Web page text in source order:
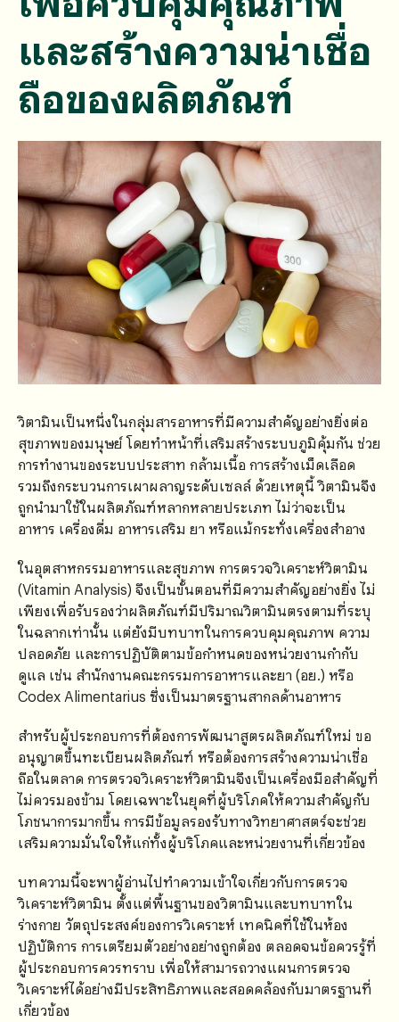
และสร้างความน่าเชื่อ
ถือของผลิตภัณฑ์
วิตามินเป็นหนึ่งในกลุ่มสารอาหารที่มีความสำคัญอย่างยิ่งต่อ
สุขภาพของมนุษย์ โดยทำหน้าที่เสริมสร้างระบบภูมิคุ้มกัน ช่วย
การทำงานของระบบประสาท กล้ามเนื้อ การสร้างเม็ดเลือด
รวมถึงกระบวนการเผาผลาญระดับเซลล์ ด้วยเหตุนี้ วิตามินจึง
ถูกนำมาใช้ในผลิตภัณฑ์หลากหลายประเภท ไม่ว่าจะเป็น
อาหาร เครื่องดื่ม อาหารเสริม ยา หรือแม้กระทั่งเครื่องสำอาง
ในอุตสาหกรรมอาหารและสุขภาพ การตรวจวิเคราะห์วิตามิน
(Vitamin Analysis) จึงเป็นขั้นตอนที่มีความสำคัญอย่างยิ่ง ไม่
เพียงเพื่อรับรองว่าผลิตภัณฑ์มีปริมาณวิตามินตรงตามที่ระบุ
ในฉลากเท่านั้น แต่ยังมีบทบาทในการควบคุมคุณภาพ ความ
ปลอดภัย และการปฏิบัติตามข้อกำหนดของหน่วยงานกำกับ
ดูแล เช่น สำนักงานคณะกรรมการอาหารและยา (อย.) หรือ
Codex Alimentarius ซึ่งเป็นมาตรฐานสากลด้านอาหาร
สำหรับผู้ประกอบการที่ต้องการพัฒนาสูตรผลิตภัณฑ์ใหม่ ขอ
อนุญาตขึ้นทะเบียนผลิตภัณฑ์ หรือต้องการสร้างความน่าเชื่อ
ถือในตลาด การตรวจวิเคราะห์วิตามินจึงเป็นเครื่องมือสำคัญที่
ไม่ควรมองข้าม โดยเฉพาะในยุคที่ผู้บริโภคให้ความสำคัญกับ
โภชนาการมากขึ้น การมีข้อมูลรองรับทางวิทยาศาสตร์จะช่วย
เสริมความมั่นใจให้แก่ทั้งผู้บริโภคและหน่วยงานที่เกี่ยวข้อง
บทความนี้จะพาผู้อ่านไปทำความเข้าใจเกี่ยวกับการตรวจ
วิเคราะห์วิตามิน ตั้งแต่พื้นฐานของวิตามินและบทบาทใน
ร่างกาย วัตถุประสงค์ของการวิเคราะห์ เทคนิคที่ใช้ในห้อง
ปฏิบัติการ การเตรียมตัวอย่างอย่างถูกต้อง ตลอดจนข้อควรรู้ที่
ผู้ประกอบการควรทราบ เพื่อให้สามารถวางแผนการตรวจ
วิเคราะห์ได้อย่างมีประสิทธิภาพและสอดคล้องกับมาตรฐานที่
เกี่ยวข้อง